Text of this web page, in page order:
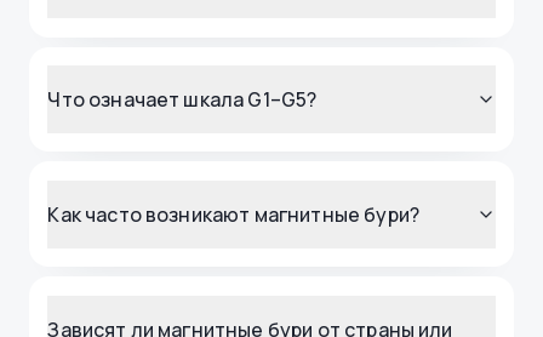
Что означает шкала G1–G5?
Как часто возникают магнитные бури?
Зависят ли магнитные бури от страны или